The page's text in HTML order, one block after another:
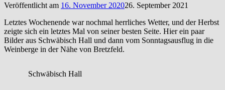
Veröffentlicht am 16. November 202026. September 2021
Letztes Wochenende war nochmal herrliches Wetter, und der Herbst
zeigte sich ein letztes Mal von seiner besten Seite. Hier ein paar
Bilder aus Schwäbisch Hall und dann vom Sonntagsausflug in die
Weinberge in der Nähe von Bretzfeld.
Schwäbisch Hall